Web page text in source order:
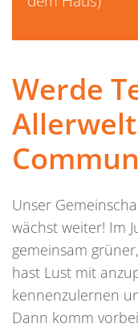
Werde
Unser
wächst weiter! Im
gemeinsam
hast Lust mit
kennenzulernen
Dann komm